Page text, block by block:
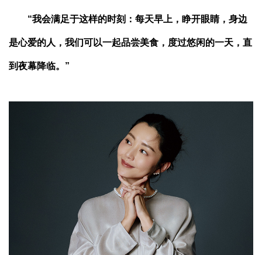
“我会满足于这样的时刻：每天早上，睁开眼睛，身边
是心爱的人，我们可以一起品尝美食，度过悠闲的一天，直
到夜幕降临。”